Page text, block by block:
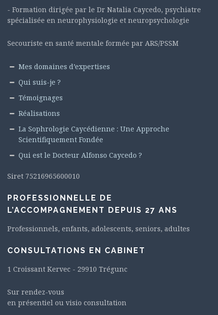
- Formation dirigée par le Dr Natalia Caycedo, psychiatre
spécialisée en neurophysiologie et neuropsychologie
Secouriste en santé mentale formée par ARS/PSSM
Mes domaines d’expertises
Qui suis-je ?
Témoignages
Réalisations
La Sophrologie Caycédienne : Une Approche
Scientifiquement Fondée
Qui est le Docteur Alfonso Caycedo ?
Siret 75216965600010
PROFESSIONNELLE DE
L’ACCOMPAGNEMENT DEPUIS 27 ANS
Professionnels, enfants, adolescents, seniors, adultes
CONSULTATIONS EN CABINET
1 Croissant Kervec - 29910 Trégunc
Sur rendez-vous
en présentiel ou visio consultation